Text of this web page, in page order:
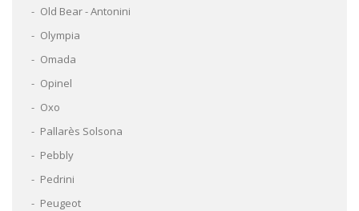
Old Bear - Antonini
Olympia
Omada
Opinel
Oxo
Pallarès Solsona
Pebbly
Pedrini
Peugeot